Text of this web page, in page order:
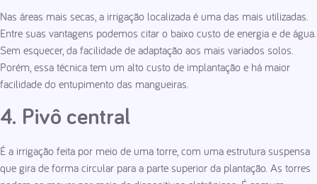
Nas áreas mais secas, a irrigação localizada é uma das mais utilizadas.
Entre suas vantagens podemos citar o baixo custo de energia e de água.
Sem esquecer, da facilidade de adaptação aos mais variados solos.
Porém, essa técnica tem um alto custo de implantação e há maior
facilidade do entupimento das mangueiras.
4. Pivô central
É a irrigação feita por meio de uma torre, com uma estrutura suspensa
que gira de forma circular para a parte superior da plantação. As torres